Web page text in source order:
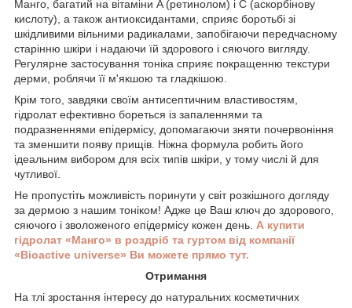
Манго, багатий на вітаміни A (ретинолом) і C (аскорбінову
кислоту), а також антиоксидантами, сприяє боротьбі зі
шкідливими вільними радикалами, запобігаючи передчасному
старінню шкіри і надаючи їй здорового і сяючого вигляду.
Регулярне застосування тоніка сприяє покращенню текстури
дерми, роблячи її м'якшою та гладкішою.
Крім того, завдяки своїм антисептичним властивостям,
гідролат ефективно бореться із запаленнями та
подразненнями епідермісу, допомагаючи зняти почервоніння
та зменшити появу прищів. Ніжна формула робить його
ідеальним вибором для всіх типів шкіри, у тому числі й для
чутливої.
Не пропустіть можливість поринути у світ розкішного догляду
за дермою з нашим тоніком! Адже це Ваш ключ до здорового,
сяючого і зволоженого епідермісу кожен день. А купити
гідролат «Манго» в роздріб та гуртом від компанії
«Bioactive universe» Ви можете прямо тут.
Отримання
На тлі зростання інтересу до натуральних косметичних